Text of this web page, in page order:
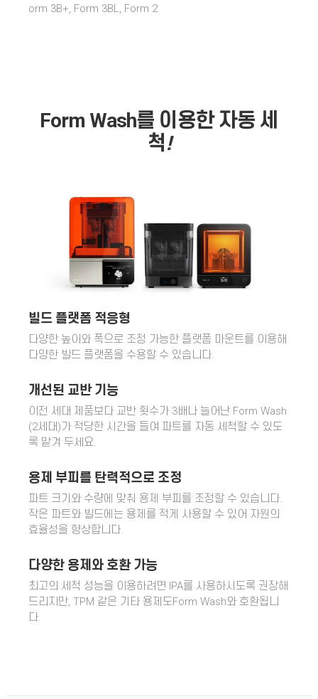
orm 3B+, Form 3BL, Form 2
Form Wash를 이용한 자동 세
척!
빌드 플랫폼 적응형
다양한 높이와 폭으로 조정 가능한 플랫폼 마운트를 이용해
다양한 빌드 플랫폼을 수용할 수 있습니다.
개선된 교반 기능
이전 세대 제품보다 교반 횟수가 3배나 늘어난 Form Wash
(2세대)가 적당한 시간을 들여 파트를 자동 세척할 수 있도
록 맡겨 두세요.
용제 부피를 탄력적으로 조정
파트 크기와 수량에 맞춰 용제 부피를 조정할 수 있습니다.
작은 파트와 빌드에는 용제를 적게 사용할 수 있어 자원의
효율성을 향상합니다.
다양한 용제와 호환 가능
최고의 세척 성능을 이용하려면 IPA를 사용하시도록 권장해
드리지만, TPM 같은 기타 용제도Form Wash와 호환됩니
다.